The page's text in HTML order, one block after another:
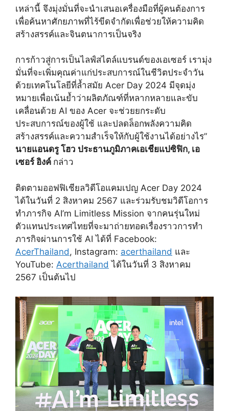
เหล่านี้ จึงมุ่งมั่นที่จะนำเสนอเครื่องมือที่ผู้คนต้องการ
เพื่อค้นหาศักยภาพที่ไร้ขีดจำกัดเพื่อช่วยให้ความคิด
สร้างสรรค์และจินตนาการเป็นจริง
การก้าวสู่การเป็นไลฟ์สไตล์แบรนด์ของเอเซอร์ เรามุ่ง
มั่นที่จะเพิ่มคุณค่าแก่ประสบการณ์ในชีวิตประจำวัน
ด้วยเทคโนโลยีที่ล้ำสมัย Acer Day 2024 มีจุดมุ่ง
หมายเพื่อเน้นย้ำว่าผลิตภัณฑ์ที่หลากหลายและขับ
เคลื่อนด้วย AI ของ Acer จะช่วยยกระดับ
ประสบการณ์ของผู้ใช้ และปลดล็อกพลังความคิด
สร้างสรรค์และความสำเร็จให้กับผู้ใช้งานได้อย่างไร”
นายแอนดรู โฮว ประธานภูมิภาคเอเชียแปซิฟิก, เอ
เซอร์ อิงค์ กล่าว
ติดตามออฟฟิเชียลวิดีโอแคมเปญ Acer Day 2024
ได้ในวันที่ 2 สิงหาคม 2567 และร่วมรับชมวิดีโอการ
ทำภารกิจ AI’m Limitless Mission จากคนรุ่นใหม่
ตัวแทนประเทศไทยที่จะมาถ่ายทอดเรื่องราวการทำ
ภารกิจผ่านการใช้ AI ได้ที่ Facebook:
AcerThailand, Instagram: acerthailand และ
YouTube: Acerthailand ได้ในวันที่ 3 สิงหาคม
2567 เป็นต้นไป